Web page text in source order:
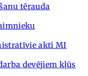
tērauda
akti MI
devējiem kļūs